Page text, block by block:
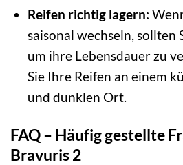
Reifen richtig lagern:
saisonal wechseln, sollten
um ihre Lebensdauer zu
Sie Ihre Reifen an einem
und dunklen Ort.
FAQ – Häufig gestellte
Bravuris 2